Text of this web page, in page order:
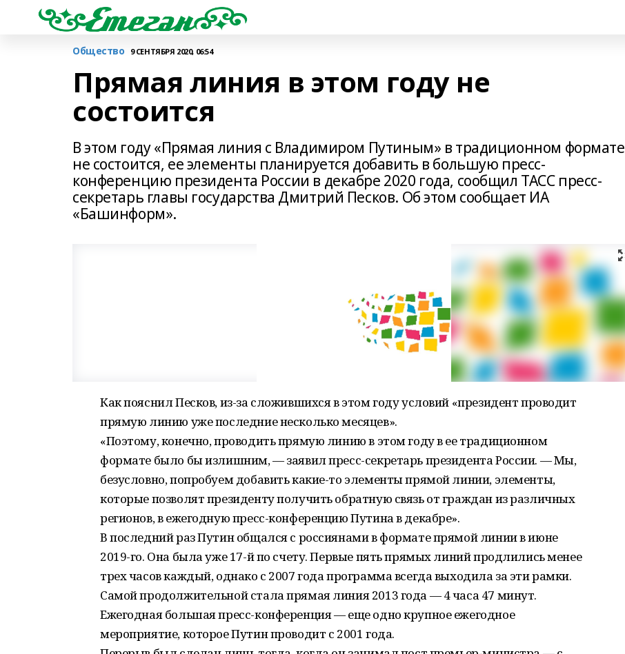
Общество 9 СЕНТЯБРЯ 2020, 06:54
Прямая линия в этом году не
состоится
В этом году «Прямая линия с Владимиром Путиным» в традиционном формате
не состоится, ее элементы планируется добавить в большую пресс-
конференцию президента России в декабре 2020 года, сообщил ТАСС пресс-
секретарь главы государства Дмитрий Песков. Об этом сообщает ИА
«Башинформ».
Как пояснил Песков, из-за сложившихся в этом году условий «президент проводит
прямую линию уже последние несколько месяцев».
«Поэтому, конечно, проводить прямую линию в этом году в ее традиционном
формате было бы излишним, — заявил пресс-секретарь президента России. — Мы,
безусловно, попробуем добавить какие-то элементы прямой линии, элементы,
которые позволят президенту получить обратную связь от граждан из различных
регионов, в ежегодную пресс-конференцию Путина в декабре».
В последний раз Путин общался с россиянами в формате прямой линии в июне
2019-го. Она была уже 17-й по счету. Первые пять прямых линий продлились менее
трех часов каждый, однако с 2007 года программа всегда выходила за эти рамки.
Самой продолжительной стала прямая линия 2013 года — 4 часа 47 минут.
Ежегодная большая пресс-конференция — еще одно крупное ежегодное
мероприятие, которое Путин проводит с 2001 года.